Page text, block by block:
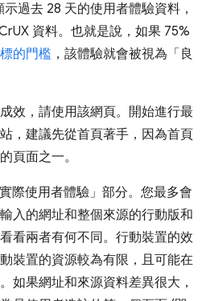
過去 28 天的使用者體驗資料，
資料。也就是說，如果 75%
的門檻 ，該體驗就會被視為「良
效，請使用該網頁。開始進行最
，建議先從首頁著手，因為首頁
頁面之一。
際使用者體驗」 部分。您最多會
入的網址和整個來源的行動版和
看兩者有何不同。行動裝置的效
裝置的資源較為有限，且可能在
如果網址和來源資料差異很大，